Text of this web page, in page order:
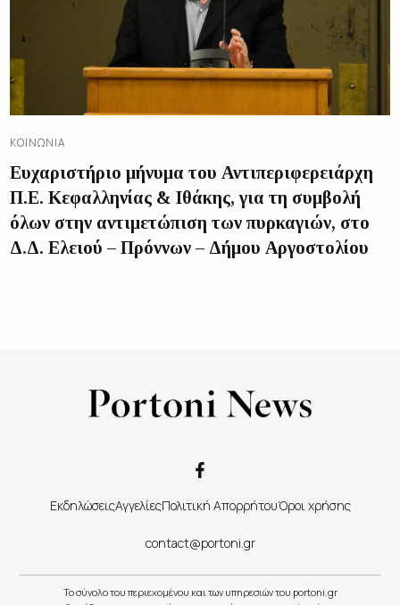
ΚΟΙΝΩΝΊΑ
Ευχαριστήριο μήνυμα του Αντιπεριφερειάρχη
Π.Ε. Κεφαλληνίας & Ιθάκης, για τη συμβολή
όλων στην αντιμετώπιση των πυρκαγιών, στο
Δ.Δ. Ελειού – Πρόννων – Δήμου Αργοστολίου
ΕκδηλώσειςΑγγελίεςΠολιτική ΑπορρήτουΌροι χρήσης
contact@portoni.gr
Το σύνολο του περιεχομένου και των υπηρεσιών του portoni.gr